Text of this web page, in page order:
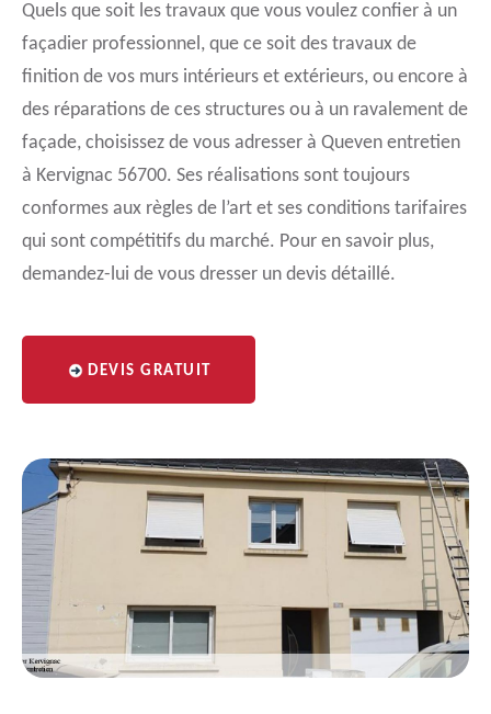
Quels que soit les travaux que vous voulez confier à un
façadier professionnel, que ce soit des travaux de
finition de vos murs intérieurs et extérieurs, ou encore à
des réparations de ces structures ou à un ravalement de
façade, choisissez de vous adresser à Queven entretien
à Kervignac 56700. Ses réalisations sont toujours
conformes aux règles de l’art et ses conditions tarifaires
qui sont compétitifs du marché. Pour en savoir plus,
demandez-lui de vous dresser un devis détaillé.
DEVIS GRATUIT